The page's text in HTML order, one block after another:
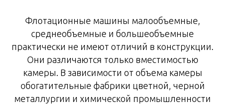
Флотационные машины малообъемные,
среднеобъемные и большеобъемные
практически не имеют отличий в конструкции.
Они различаются только вместимостью
камеры. В зависимости от объема камеры
обогатительные фабрики цветной, черной
металлургии и химической промышленности